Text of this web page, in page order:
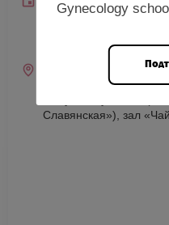
12 сентября 2026
10:00—18:00 (местное)
г. Москва, площадь
Славянская»), зал
Gynecology